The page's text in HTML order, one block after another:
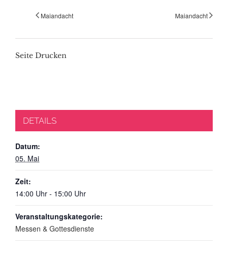
Maiandacht Maiandacht
Seite Drucken
DETAILS
Datum:
05. Mai
Zeit:
14:00 Uhr - 15:00 Uhr
Veranstaltungskategorie:
Messen & Gottesdienste